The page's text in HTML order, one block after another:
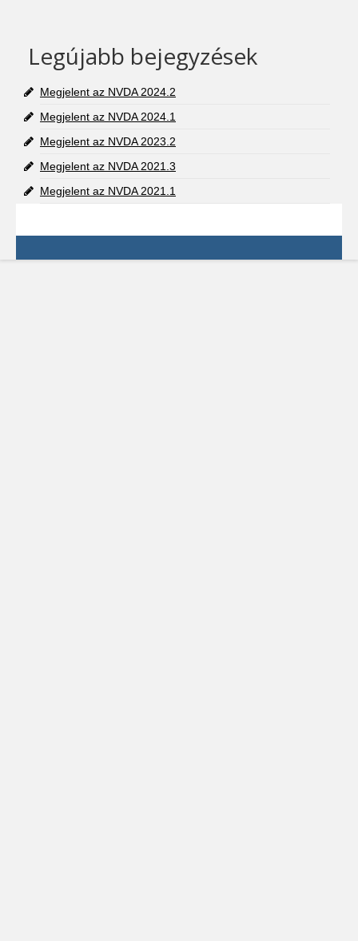
Legújabb bejegyzések
Megjelent az NVDA 2024.2
Megjelent az NVDA 2024.1
Megjelent az NVDA 2023.2
Megjelent az NVDA 2021.3
Megjelent az NVDA 2021.1